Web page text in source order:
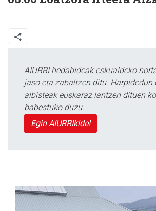
AIURRI hedabideak eskualdeko
jaso eta zabaltzen ditu. Harpidedun
albisteak euskaraz lantzen dituen
babestuko duzu.
Egin AIURRIkide!